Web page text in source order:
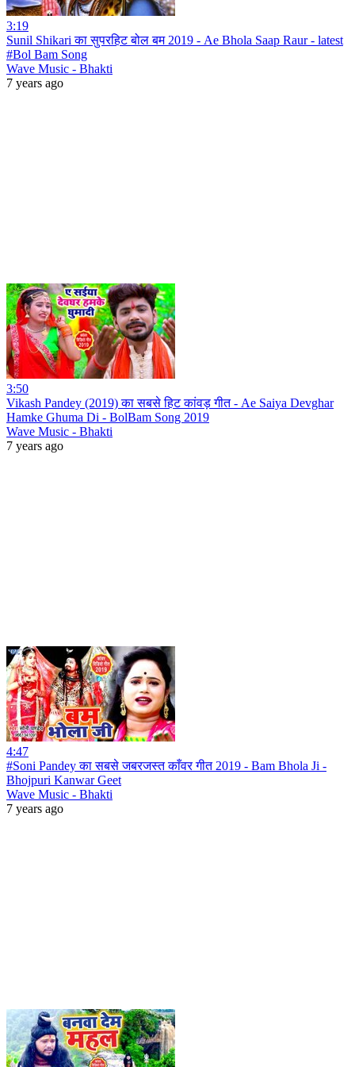
3:19
Sunil Shikari का सुपरहिट बोल बम 2019 - Ae Bhola Saap Raur - latest
#Bol Bam Song
Wave Music - Bhakti
7 years ago
3:50
Vikash Pandey (2019) का सबसे हिट कांवड़ गीत - Ae Saiya Devghar
Hamke Ghuma Di - BolBam Song 2019
Wave Music - Bhakti
7 years ago
4:47
#Soni Pandey का सबसे जबरजस्त काँवर गीत 2019 - Bam Bhola Ji -
Bhojpuri Kanwar Geet
Wave Music - Bhakti
7 years ago